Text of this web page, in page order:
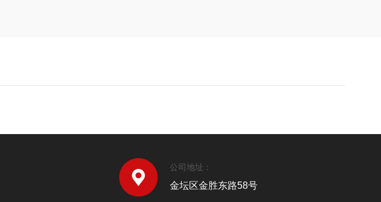
公司地址：
金坛区金胜东路58号